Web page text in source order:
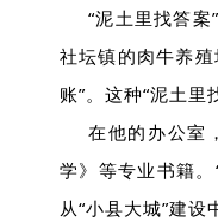
“泥土里找答
社坛镇的肉牛养
账”。这种“泥土
在他的办公室
学》等专业书籍
从“小县大城”建